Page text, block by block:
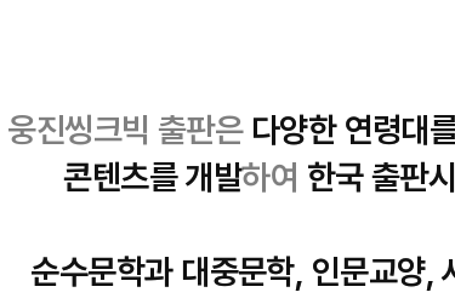
웅진씽크빅 출판은 다양한 연령대
콘텐츠를 개발하여 한국 출판
순수문학과 대중문학, 인문교양,